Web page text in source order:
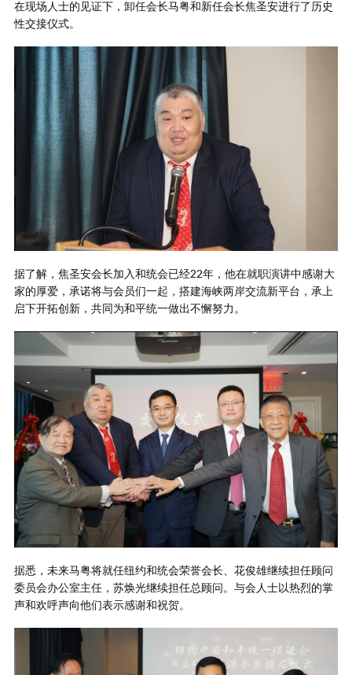
在现场人士的见证下，卸任会长马粤和新任会长焦圣安进行了历史
性交接仪式。
据了解，焦圣安会长加入和统会已经22年，他在就职演讲中感谢大
家的厚爱，承诺将与会员们一起，搭建海峡两岸交流新平台，承上
启下开拓创新，共同为和平统一做出不懈努力。
据悉，未来马粤将就任纽约和统会荣誉会长、花俊雄继续担任顾问
委员会办公室主任，苏焕光继续担任总顾问。与会人士以热烈的掌
声和欢呼声向他们表示感谢和祝贺。